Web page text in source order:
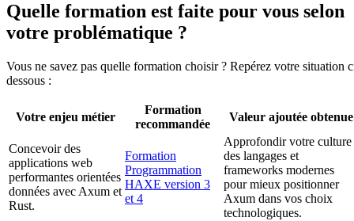
Quelle formation est faite pour vous selon
votre problématique ?
Vous ne savez pas quelle formation choisir ? Repérez votre situation
dessous :
Votre enjeu métier
Formation
recommandée
Valeur ajoutée obtenue
Concevoir des
applications web
performantes orientées
données avec Axum et
Rust.
Formation
Programmation
HAXE version 3
et 4
Approfondir votre culture
des langages et
frameworks modernes
pour mieux positionner
Axum dans vos choix
technologiques.